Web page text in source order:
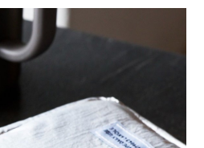
哥付你分期」於每月結算日後寄送繳費提
「超商條碼／台灣大直營門市／銀行轉
通路繳費。
限公司」（以下簡稱本公司）所提供，讓
證，即可結帳。
再付款。
後付」後，將跳轉至「AFTEE先享後付」
額後，即可完成結帳。
費通知簡訊。
點擊此簡訊中的連結，可透過四大超商／
付款，方視為交易完成。
立刻繳費，但若您需要取消訂單，請聯絡
)免運費
)免運費
上)免運費